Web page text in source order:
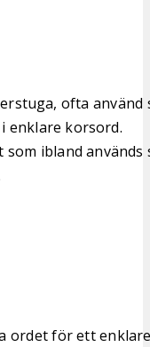
ofta använd
enklare korsord.
ibland
ordet för ett